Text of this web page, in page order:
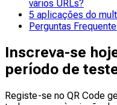
vários URLs?
5 aplicações do
Perguntas
Inscreva-se
período de
Registe-se no QR Code